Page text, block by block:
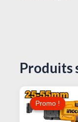
Produits
Promo !
Promo !
Le
Prix